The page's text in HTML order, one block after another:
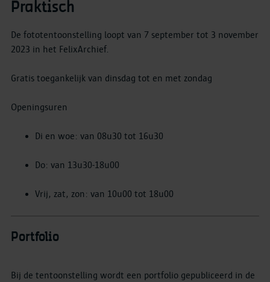
Praktisch
De fototentoonstelling loopt van 7 september tot 3 november
2023 in het FelixArchief.
Gratis toegankelijk van dinsdag tot en met zondag
Openingsuren
Di en woe: van 08u30 tot 16u30
Do: van 13u30-18u00
Vrij, zat, zon: van 10u00 tot 18u00
Portfolio
Bij de tentoonstelling wordt een portfolio gepubliceerd in de